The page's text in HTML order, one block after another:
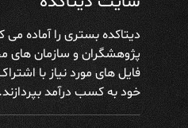
دیتاکده بستری را آماده می
پژوهشگران و سازمان های
فایل های مورد نیاز با
خود به کسب درآمد بپردازند.